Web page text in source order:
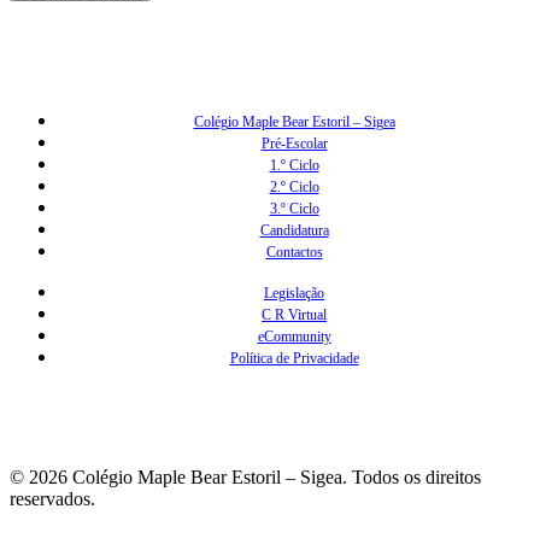
Colégio Maple Bear Estoril – Sigea
Pré-Escolar
1.º Ciclo
2.º Ciclo
3.º Ciclo
Candidatura
Contactos
Legislação
C R Virtual
eCommunity
Política de Privacidade
© 2026 Colégio Maple Bear Estoril – Sigea. Todos os direitos
reservados.